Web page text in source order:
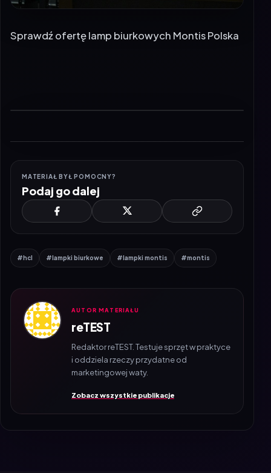
Sprawdź ofertę lamp biurkowych Montis Polska
MATERIAŁ BYŁ POMOCNY?
Podaj go dalej
#hcl #lampki biurkowe #lampki montis #montis
AUTOR MATERIAŁU
reTEST
Redaktor reTEST. Testuje sprzęt w praktyce
i oddziela rzeczy przydatne od
marketingowej waty.
Zobacz wszystkie publikacje